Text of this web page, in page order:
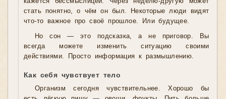
стать понятно, о чём он был. Некоторые люди видят
что-то важное про своё прошлое. Или будущее.
Но сон — это подсказка, а не приговор. Вы
всегда можете изменить ситуацию своими
действиями. Просто информация к размышлению.
Как себя чувствует тело
Организм сегодня чувствительнее. Хорошо бы